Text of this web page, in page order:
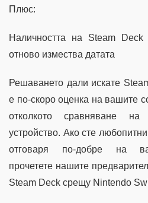
Плюс:
Наличността на Steam
отново измества датата
Решаването дали искате
е по-скоро оценка на вашите
отколкото сравняване
устройство. Ако сте
отговаря по-добре на
прочетете нашите
Steam Deck срещу Nintendo